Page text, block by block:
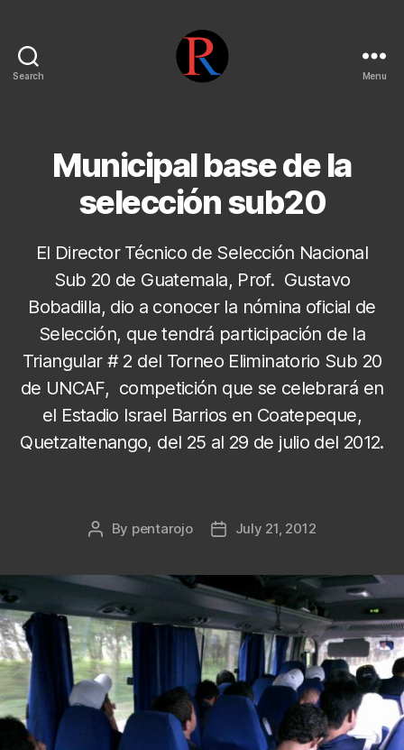
Search Menu
Municipal base de la
selección sub20
El Director Técnico de Selección Nacional
Sub 20 de Guatemala, Prof. Gustavo
Bobadilla, dio a conocer la nómina oficial de
Selección, que tendrá participación de la
Triangular # 2 del Torneo Eliminatorio Sub 20
de UNCAF, competición que se celebrará en
el Estadio Israel Barrios en Coatepeque,
Quetzaltenango, del 25 al 29 de julio del 2012.
Post
By pentarojo
PostJuly 21, 2012